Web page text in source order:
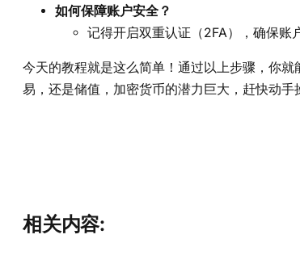
如何保障账户安全？
记得开启双重认证（2FA），确保账
今天的教程就是这么简单！通过以上步骤，你
易，还是储值，加密货币的潜力巨大，赶快动手
相关内容: